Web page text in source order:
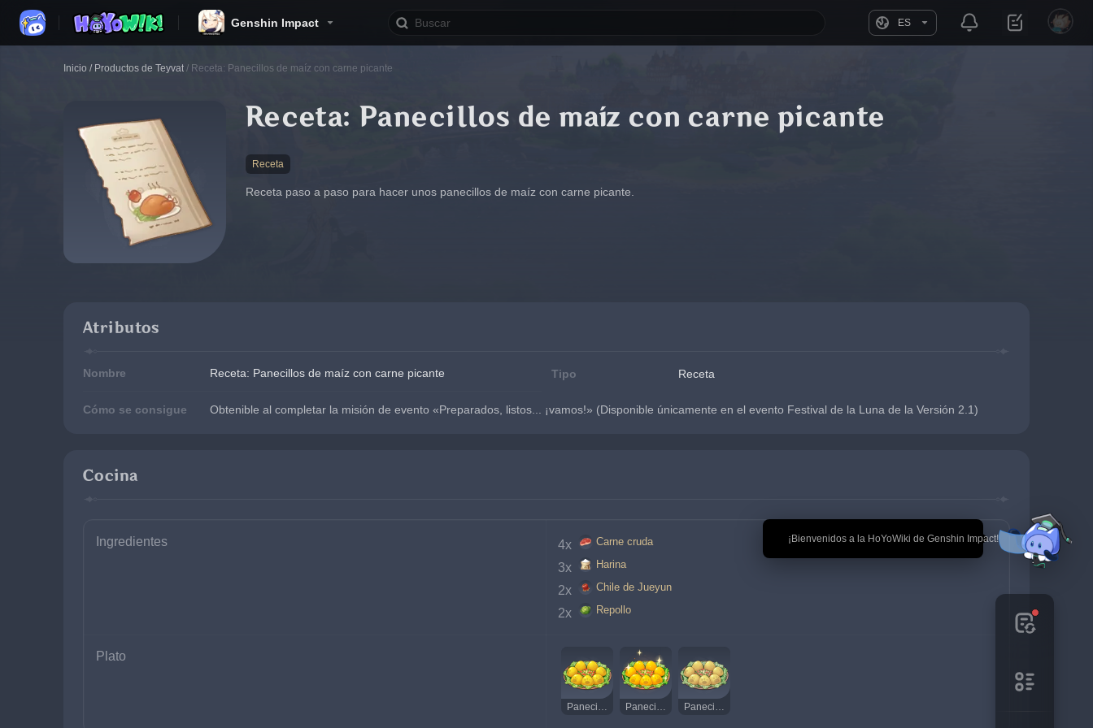
Genshin Impact ES
🎉 ¡Bienvenidos a la HoYoWiki de Genshin Impact!
Inicio / Productos de Teyvat / Receta: Panecillos de maíz con carne picante
Receta: Panecillos de maíz con carne picante
Receta
Receta paso a paso para hacer unos panecillos de maíz con carne picante.
Atributos
Nombre Receta: Panecillos de maíz con carne picante Tipo Receta
Cómo se consigue Obtenible al completar la misión de evento «Preparados, listos... ¡vamos!» (Disponible únicamente en el evento Festival de la Luna de la Versión 2.1)
Cocina
Ingredientes 4x Carne cruda
3x Harina
2x Chile de Jueyun
2x Repollo
Plato
Panecillos de maíz con carne picante Panecillos de maíz con carne picante deliciosos Panecillos de maíz con carne picante extraños